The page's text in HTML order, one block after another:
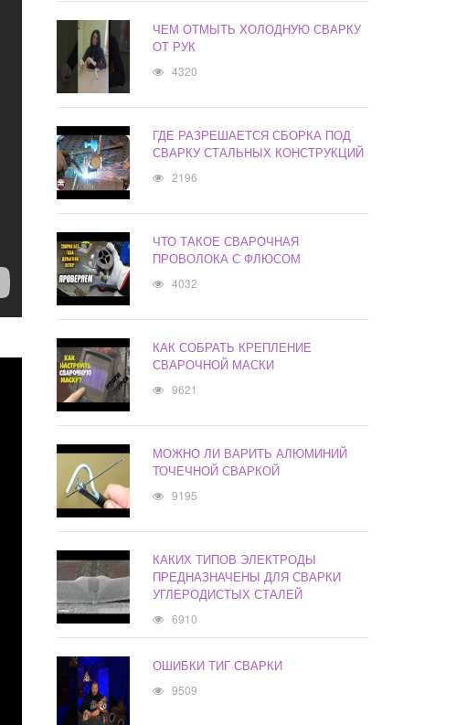
ЧЕМ ОТМЫТЬ ХОЛОДНУЮ СВАРКУ
ОТ РУК
4320
ГДЕ РАЗРЕШАЕТСЯ СБОРКА ПОД
СВАРКУ СТАЛЬНЫХ КОНСТРУКЦИЙ
2196
ЧТО ТАКОЕ СВАРОЧНАЯ
ПРОВОЛОКА С ФЛЮСОМ
4032
КАК СОБРАТЬ КРЕПЛЕНИЕ
СВАРОЧНОЙ МАСКИ
9621
МОЖНО ЛИ ВАРИТЬ АЛЮМИНИЙ
ТОЧЕЧНОЙ СВАРКОЙ
9195
КАКИХ ТИПОВ ЭЛЕКТРОДЫ
ПРЕДНАЗНАЧЕНЫ ДЛЯ СВАРКИ
УГЛЕРОДИСТЫХ СТАЛЕЙ
6910
ОШИБКИ ТИГ СВАРКИ
9509